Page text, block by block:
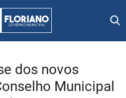
dos novos
Municipal